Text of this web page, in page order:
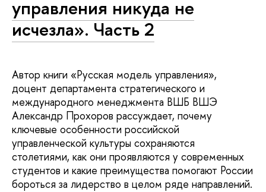
управления никуда не
исчезла». Часть 2
Автор книги «Русская модель управления»,
доцент департамента стратегического и
международного менеджмента ВШБ ВШЭ
Александр Прохоров рассуждает, почему
ключевые особенности российской
управленческой культуры сохраняются
столетиями, как они проявляются у современных
студентов и какие преимущества помогают России
бороться за лидерство в целом ряде направлений.